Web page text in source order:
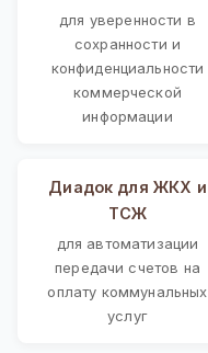
для уверенности в
сохранности и
конфиденциальности
коммерческой
информации
Диадок для ЖКХ и
ТСЖ
для автоматизации
передачи счетов на
оплату коммунальных
услуг